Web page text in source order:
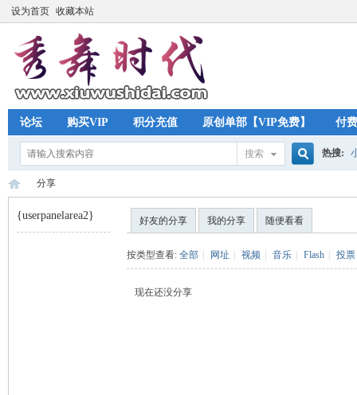
设为首页 收藏本站
论坛 购买VIP 积分充值 原创单部【VIP免费】 付
搜索 热搜:
分享
{userpanelarea2} 好友的分享 我的分享 随便看看
按类型查看: 全部 网址 视频 音乐 Flash 投票
现在还没分享